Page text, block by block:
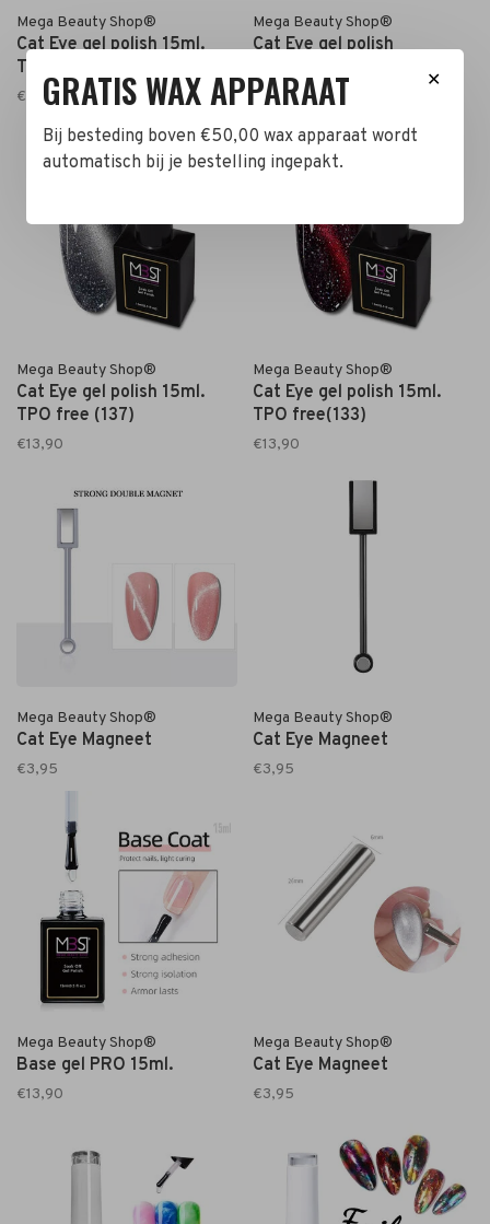
Mega Beauty Shop®
Cat Eye gel polish 15ml.
TPO free (139)
€13,90
Mega Beauty Shop®
Cat Eye gel polish
€13,90
Mega Beauty Shop®
Cat Eye gel polish 15ml.
TPO free (137)
€13,90
Mega Beauty Shop®
Cat Eye gel polish 15ml.
TPO free(133)
€13,90
Mega Beauty Shop®
Cat Eye Magneet
€3,95
Mega Beauty Shop®
Cat Eye Magneet
€3,95
Mega Beauty Shop®
Base gel PRO 15ml.
€13,90
Mega Beauty Shop®
Cat Eye Magneet
€3,95
✕
GRATIS WAX APPARAAT
Bij besteding boven €50,00 wax apparaat wordt
automatisch bij je bestelling ingepakt.